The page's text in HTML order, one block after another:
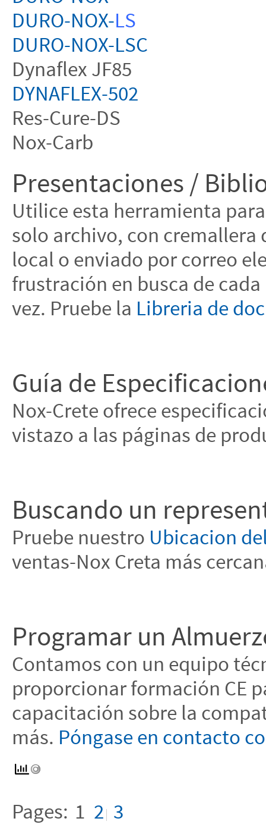
DURO-NOX-LS
DURO-NOX-LSC
Dynaflex JF85
DYNAFLEX-502
Res-Cure-DS
Nox-Carb
Presentaciones /
Utilice esta herramienta
solo archivo, con cremallera
local o enviado por correo
frustración en busca de
vez. Pruebe la Libreria de
Guía de
Nox-Crete ofrece
vistazo a las páginas de
Buscando un
Pruebe nuestro Ubicacion
ventas-Nox Creta más
Programar un
Contamos con un equipo
proporcionar formación CE
capacitación sobre la
más. Póngase en contacto
Pages: 1 2 3